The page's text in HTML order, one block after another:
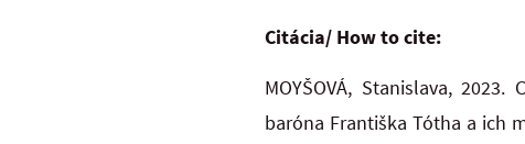
Citácia/ How to cite:
MOYŠOVÁ, Stanislava,
baróna Františka Tótha a ich